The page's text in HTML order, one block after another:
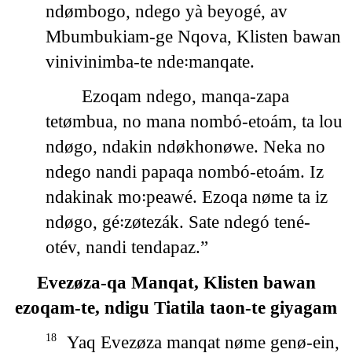
ndømbogo, ndego yà beyogé, av
Mbumbukiam-ge Nqova, Klisten bawan
vinivinimba-te nde꞉manqate.
Ezoqam ndego, manqa-zapa
tetømbua, no mana nombó-etoám, ta lou
ndøgo, ndakin ndøkhonøwe. Neka no
ndego nandi papaqa nombó-etoám. Iz
ndakinak mo꞉peawé. Ezoqa nøme ta iz
ndøgo, gé꞉zøtezák. Sate ndegó tené-
otév, nandi tendapaz.”
Evezøza-qa Manqat, Klisten bawan
ezoqam-te, ndigu Tiatila taon-te giyagam
18
Yaq Evezøza manqat nøme genø-ein,